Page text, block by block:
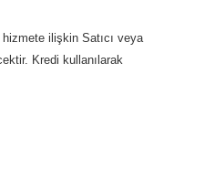
hizmete ilişkin Satıcı veya
Kredi kullanılarak